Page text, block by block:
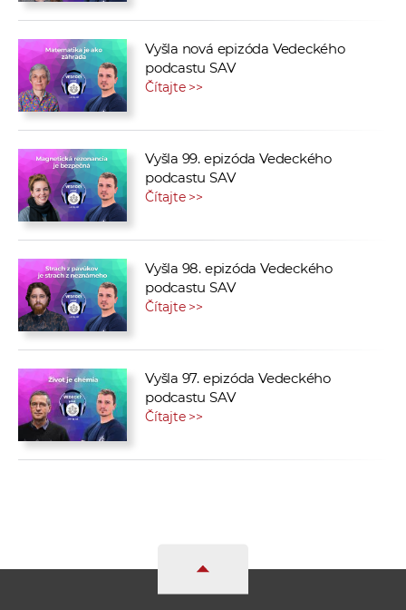
Vyšla nová epizóda Vedeckého
podcastu SAV
Čítajte >>
Vyšla 99. epizóda Vedeckého
podcastu SAV
Čítajte >>
Vyšla 98. epizóda Vedeckého
podcastu SAV
Čítajte >>
Vyšla 97. epizóda Vedeckého
podcastu SAV
Čítajte >>